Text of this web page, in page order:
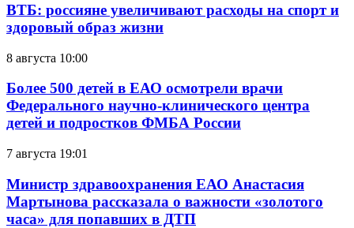
ВТБ: россияне увеличивают расходы на спорт и
здоровый образ жизни
8 августа 10:00
Более 500 детей в ЕАО осмотрели врачи
Федерального научно-клинического центра
детей и подростков ФМБА России
7 августа 19:01
Министр здравоохранения ЕАО Анастасия
Мартынова рассказала о важности «золотого
часа» для попавших в ДТП